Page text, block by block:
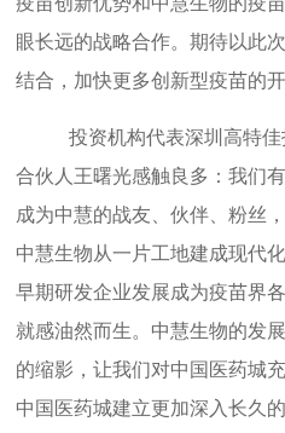
眼长远的战略合作。期待以此
结合，加快更多创新型疫苗的
投资机构代表深圳高特
合伙人王曙光感触良多：我们
成为中慧的战友、伙伴、粉丝
中慧生物从一片工地建成现代
早期研发企业发展成为疫苗界
就感油然而生。中慧生物的发
的缩影，让我们对中国医药城
中国医药城建立更加深入长久